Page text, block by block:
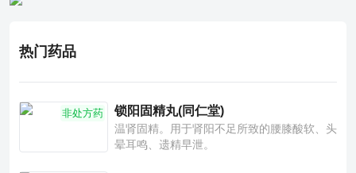
热门药品
非处方药 锁阳固精丸(同仁堂)
温肾固精。用于肾阳不足所致的腰膝酸软、头
晕耳鸣、遗精早泄。